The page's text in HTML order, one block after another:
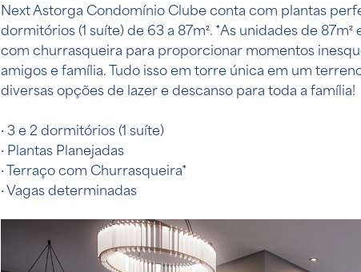
Next Astorga Condomínio Clube conta com plantas
dormitórios (1 suíte) de 63 a 87m². *As unidades de
com churrasqueira para proporcionar momentos
amigos e família. Tudo isso em torre única em um
diversas opções de lazer e descanso para toda a família!
· 3 e 2 dormitórios (1 suíte)
· Plantas Planejadas
· Terraço com Churrasqueira*
· Vagas determinadas